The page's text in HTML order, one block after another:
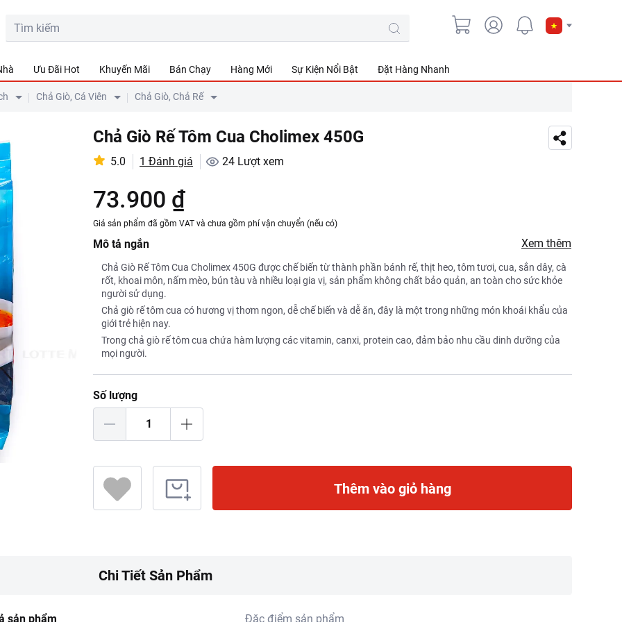
Ưu Đãi Hot Khuyến Mãi Bán Chạy Hàng Mới Sự Kiện Nổi Bật Đặt Hàng Nhanh
Chả Giò, Cá Viên Chả Giò, Chả Rế
Chả Giò Rế Tôm Cua Cholimex 450G
5.0 1 Đánh giá 24 Lượt xem
73.900 ₫
Giá sản phẩm đã gồm VAT và chưa gồm phí vận chuyển (nếu có)
Mô tả ngắn Xem thêm
Chả Giò Rế Tôm Cua Cholimex 450G được chế biến từ thành phần bánh rế, thịt heo, tôm tươi, cua, sắn dây, cà
rốt, khoai môn, nấm mèo, bún tàu và nhiều loại gia vị, sản phẩm không chất bảo quản, an toàn cho sức khỏe
người sử dụng.
Chả giò rế tôm cua có hương vị thơm ngon, dễ chế biến và dễ ăn, đây là một trong những món khoái khẩu của
giới trẻ hiện nay.
Trong chả giò rế tôm cua chứa hàm lượng các vitamin, canxi, protein cao, đảm bảo nhu cầu dinh dưỡng của
mọi người.
Số lượng
Thêm vào giỏ hàng
Chi Tiết Sản Phẩm
sản phẩm Đặc điểm sản phẩm